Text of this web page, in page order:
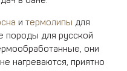
итермолипы для
породы для русской
они
нагреваются, приятно